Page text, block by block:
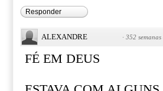
Responder
ALEXANDRE · 352 semanas
FÉ EM DEUS